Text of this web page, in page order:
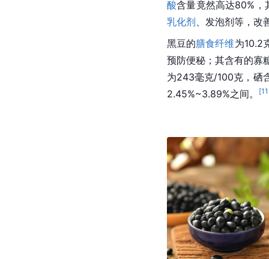
酸含量竟然高达80%，
乳化剂、发泡剂等，改
黑豆的膳食纤维为10.2
预防便秘；其含有的寡
为243毫克/100克，硒
2.45%~3.89%之间。
[11